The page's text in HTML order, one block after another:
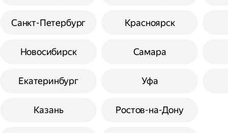
Санкт-Петербург
Новосибирск
Екатеринбург
Казань
Красноярск
Самара
Уфа
Ростов-на-Дону